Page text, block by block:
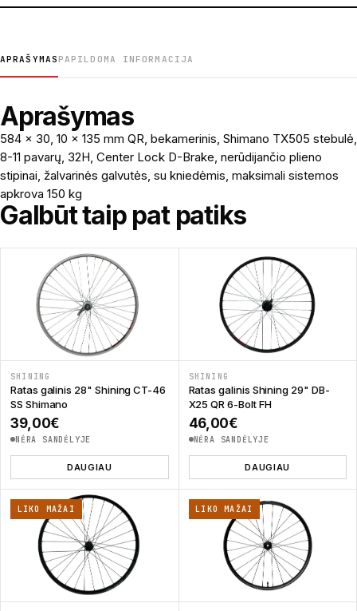
APRAŠYMAS PAPILDOMA INFORMACIJA
Aprašymas
584 x 30, 10 x 135 mm QR, bekamerinis, Shimano TX505 stebulė,
8-11 pavarų, 32H, Center Lock D-Brake, nerūdijančio plieno
stipinai, žalvarinės galvutės, su kniedėmis, maksimali sistemos
apkrova 150 kg
Galbūt taip pat patiks
SHINING
Ratas galinis 28" Shining CT-46
SS Shimano
39,00€
NĖRA SANDĖLYJE
DAUGIAU
SHINING
Ratas galinis Shining 29" DB-
X25 QR 6-Bolt FH
46,00€
NĖRA SANDĖLYJE
DAUGIAU
LIKO MAŽAI LIKO MAŽAI